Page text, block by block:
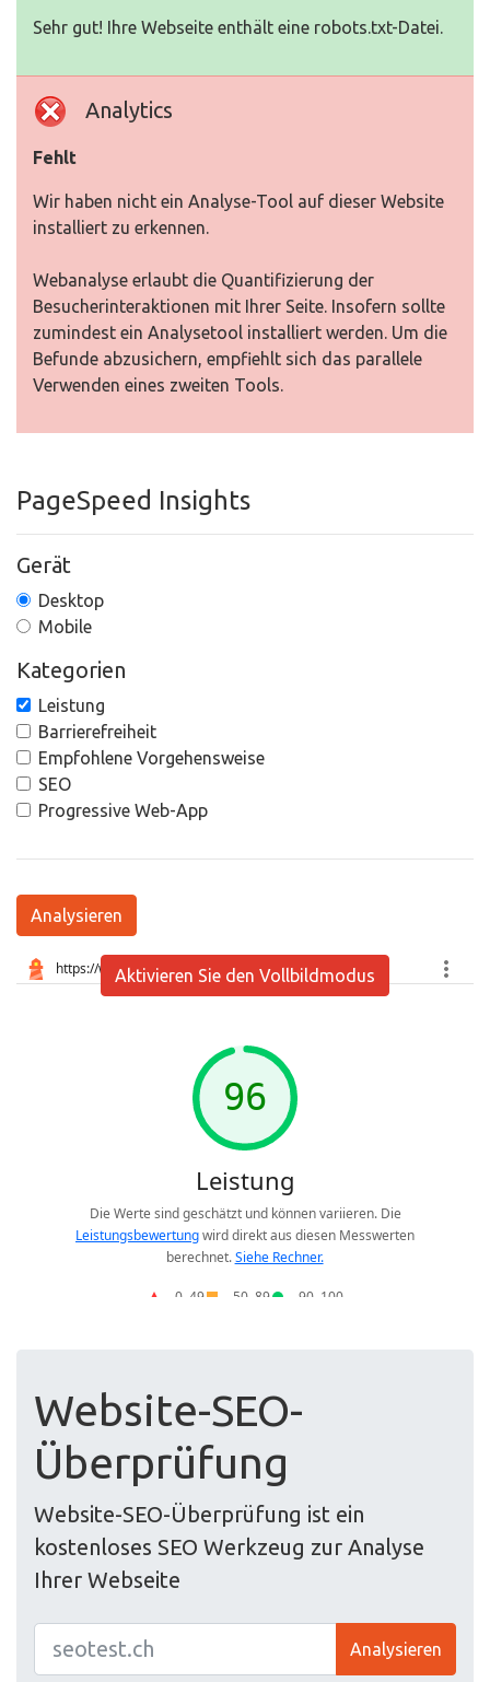
Sehr gut! Ihre Webseite enthält eine robots.txt-Datei.
Analytics
Fehlt
Wir haben nicht ein Analyse-Tool auf dieser Website
installiert zu erkennen.
Webanalyse erlaubt die Quantifizierung der
Besucherinteraktionen mit Ihrer Seite. Insofern sollte
zumindest ein Analysetool installiert werden. Um die
Befunde abzusichern, empfiehlt sich das parallele
Verwenden eines zweiten Tools.
PageSpeed Insights
Gerät
Desktop
Mobile
Kategorien
Leistung
Barrierefreiheit
Empfohlene Vorgehensweise
SEO
Progressive Web-App
Analysieren
Aktivieren Sie den Vollbildmodus
Website-SEO-
Überprüfung
Website-SEO-Überprüfung ist ein
kostenloses SEO Werkzeug zur Analyse
Ihrer Webseite
Analysieren